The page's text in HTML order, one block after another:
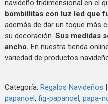
bombillitas con luz led que
además de dar un toque más
su decoración. Sus medidas
ancho. En nuestra tienda
variedad de productos
Categoría: Regalos Navideños |
papanoel fig-papanoel papa-